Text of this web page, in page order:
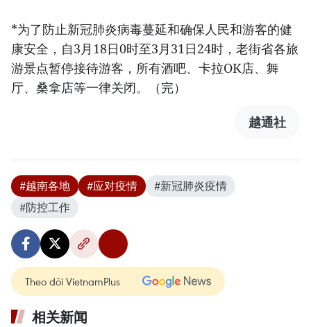
*为了防止新冠肺炎病毒蔓延和确保人民和游客的健
康安全，自3月18日0时至3月31日24时，老街省各旅
游景点暂停接待游客，所有酒吧、卡拉OK店、舞
厅、桑拿店等一律关闭。（完）
越通社
#越南各地 #应对疫情
#新冠肺炎疫情
#防控工作
Theo dõi VietnamPlus
相关新闻